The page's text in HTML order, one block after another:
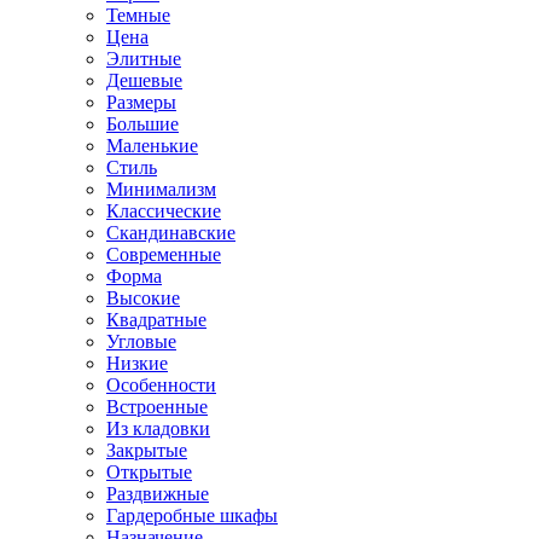
Темные
Цена
Элитные
Дешевые
Размеры
Большие
Маленькие
Стиль
Минимализм
Классические
Скандинавские
Современные
Форма
Высокие
Квадратные
Угловые
Низкие
Особенности
Встроенные
Из кладовки
Закрытые
Открытые
Раздвижные
Гардеробные шкафы